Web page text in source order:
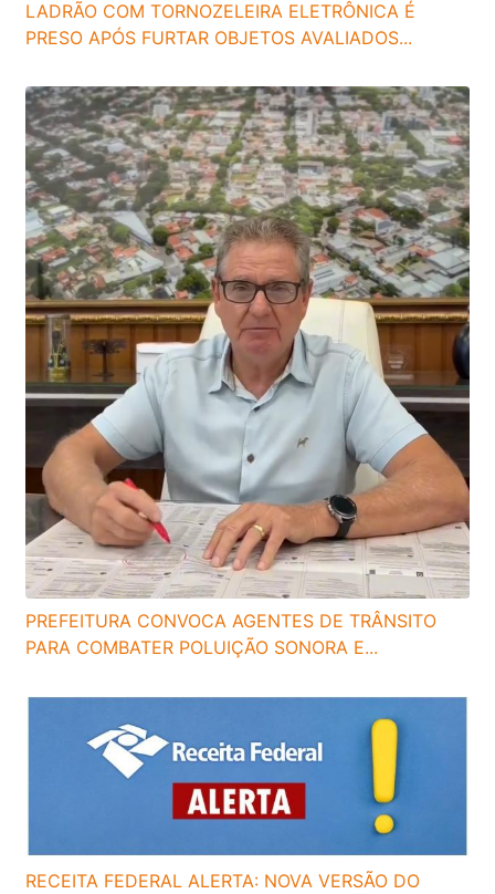
LADRÃO COM TORNOZELEIRA ELETRÔNICA É
PRESO APÓS FURTAR OBJETOS AVALIADOS...
PREFEITURA CONVOCA AGENTES DE TRÂNSITO
PARA COMBATER POLUIÇÃO SONORA E...
RECEITA FEDERAL ALERTA: NOVA VERSÃO DO